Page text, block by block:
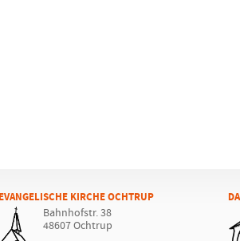
EVANGELISCHE KIRCHE OCHTRUP
Bahnhofstr. 38
48607 Ochtrup